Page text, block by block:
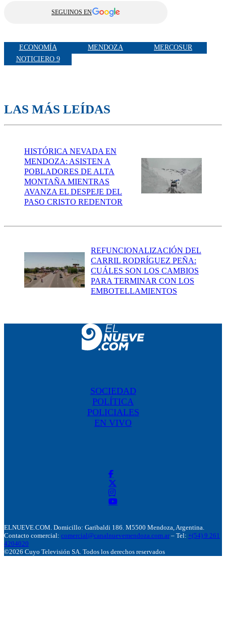
SEGUINOS EN
ECONOMÍA MENDOZA
MERCOSUR
NOTICIERO 9
LAS MÁS LEÍDAS
HISTÓRICA NEVADA EN
MENDOZA: ASISTEN A
POBLADORES DE ALTA
MONTAÑA MIENTRAS
AVANZA EL DESPEJE DEL
PASO CRISTO REDENTOR
REFUNCIONALIZACIÓN DEL
CARRIL RODRÍGUEZ PEÑA:
CUÁLES SON LOS CAMBIOS
PARA TERMINAR CON LOS
EMBOTELLAMIENTOS
SOCIEDAD
POLÍTICA
POLICIALES
EN VIVO
ELNUEVE.COM. Domicillo: Garibaldi 186. M5500 Mendoza, Argentina.
Contacto comercial: comercial@canalnuevemendoza.com.ar – Tel: +(54) 9 261
4204020
©2026 Cuyo Televisión SA. Todos los derechos reservados